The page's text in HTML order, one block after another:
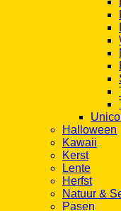
Halloween
Kawaii
Kerst
Lente
Herfst
Natuur &
Pasen